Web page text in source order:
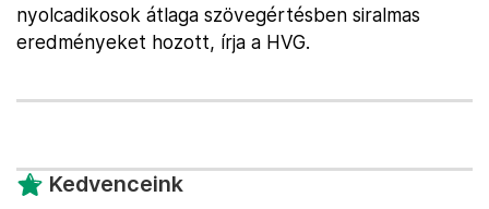
nyolcadikosok átlaga szövegértésben siralmas
eredményeket hozott, írja a HVG.
Kedvenceink